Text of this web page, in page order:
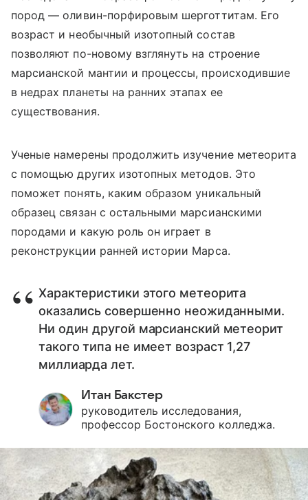
пород — оливин-порфировым шерготтитам. Его
возраст и необычный изотопный состав
позволяют по-новому взглянуть на строение
марсианской мантии и процессы, происходившие
в недрах планеты на ранних этапах ее
существования.
Ученые намерены продолжить изучение метеорита
с помощью других изотопных методов. Это
поможет понять, каким образом уникальный
образец связан с остальными марсианскими
породами и какую роль он играет в
реконструкции ранней истории Марса.
Характеристики этого метеорита
оказались совершенно неожиданными.
Ни один другой марсианский метеорит
такого типа не имеет возраст 1,27
миллиарда лет.
Итан Бакстер
руководитель исследования,
профессор Бостонского колледжа.